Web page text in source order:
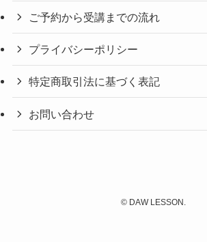
ご予約から受講までの流れ
プライバシーポリシー
特定商取引法に基づく表記
お問い合わせ
©DAW LESSON.